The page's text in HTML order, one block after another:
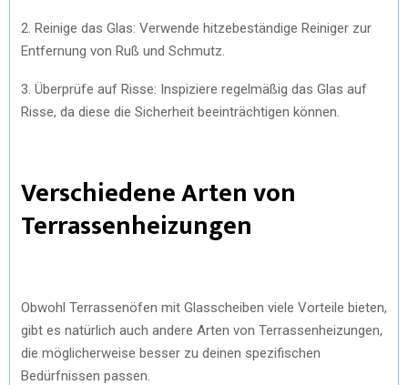
2. Reinige das Glas: Verwende hitzebeständige Reiniger zur
Entfernung von Ruß und Schmutz.
3. Überprüfe auf Risse: Inspiziere regelmäßig das Glas auf
Risse, da diese die Sicherheit beeinträchtigen können.
Verschiedene Arten von
Terrassenheizungen
Obwohl Terrassenöfen mit Glasscheiben viele Vorteile bieten,
gibt es natürlich auch andere Arten von Terrassenheizungen,
die möglicherweise besser zu deinen spezifischen
Bedürfnissen passen.